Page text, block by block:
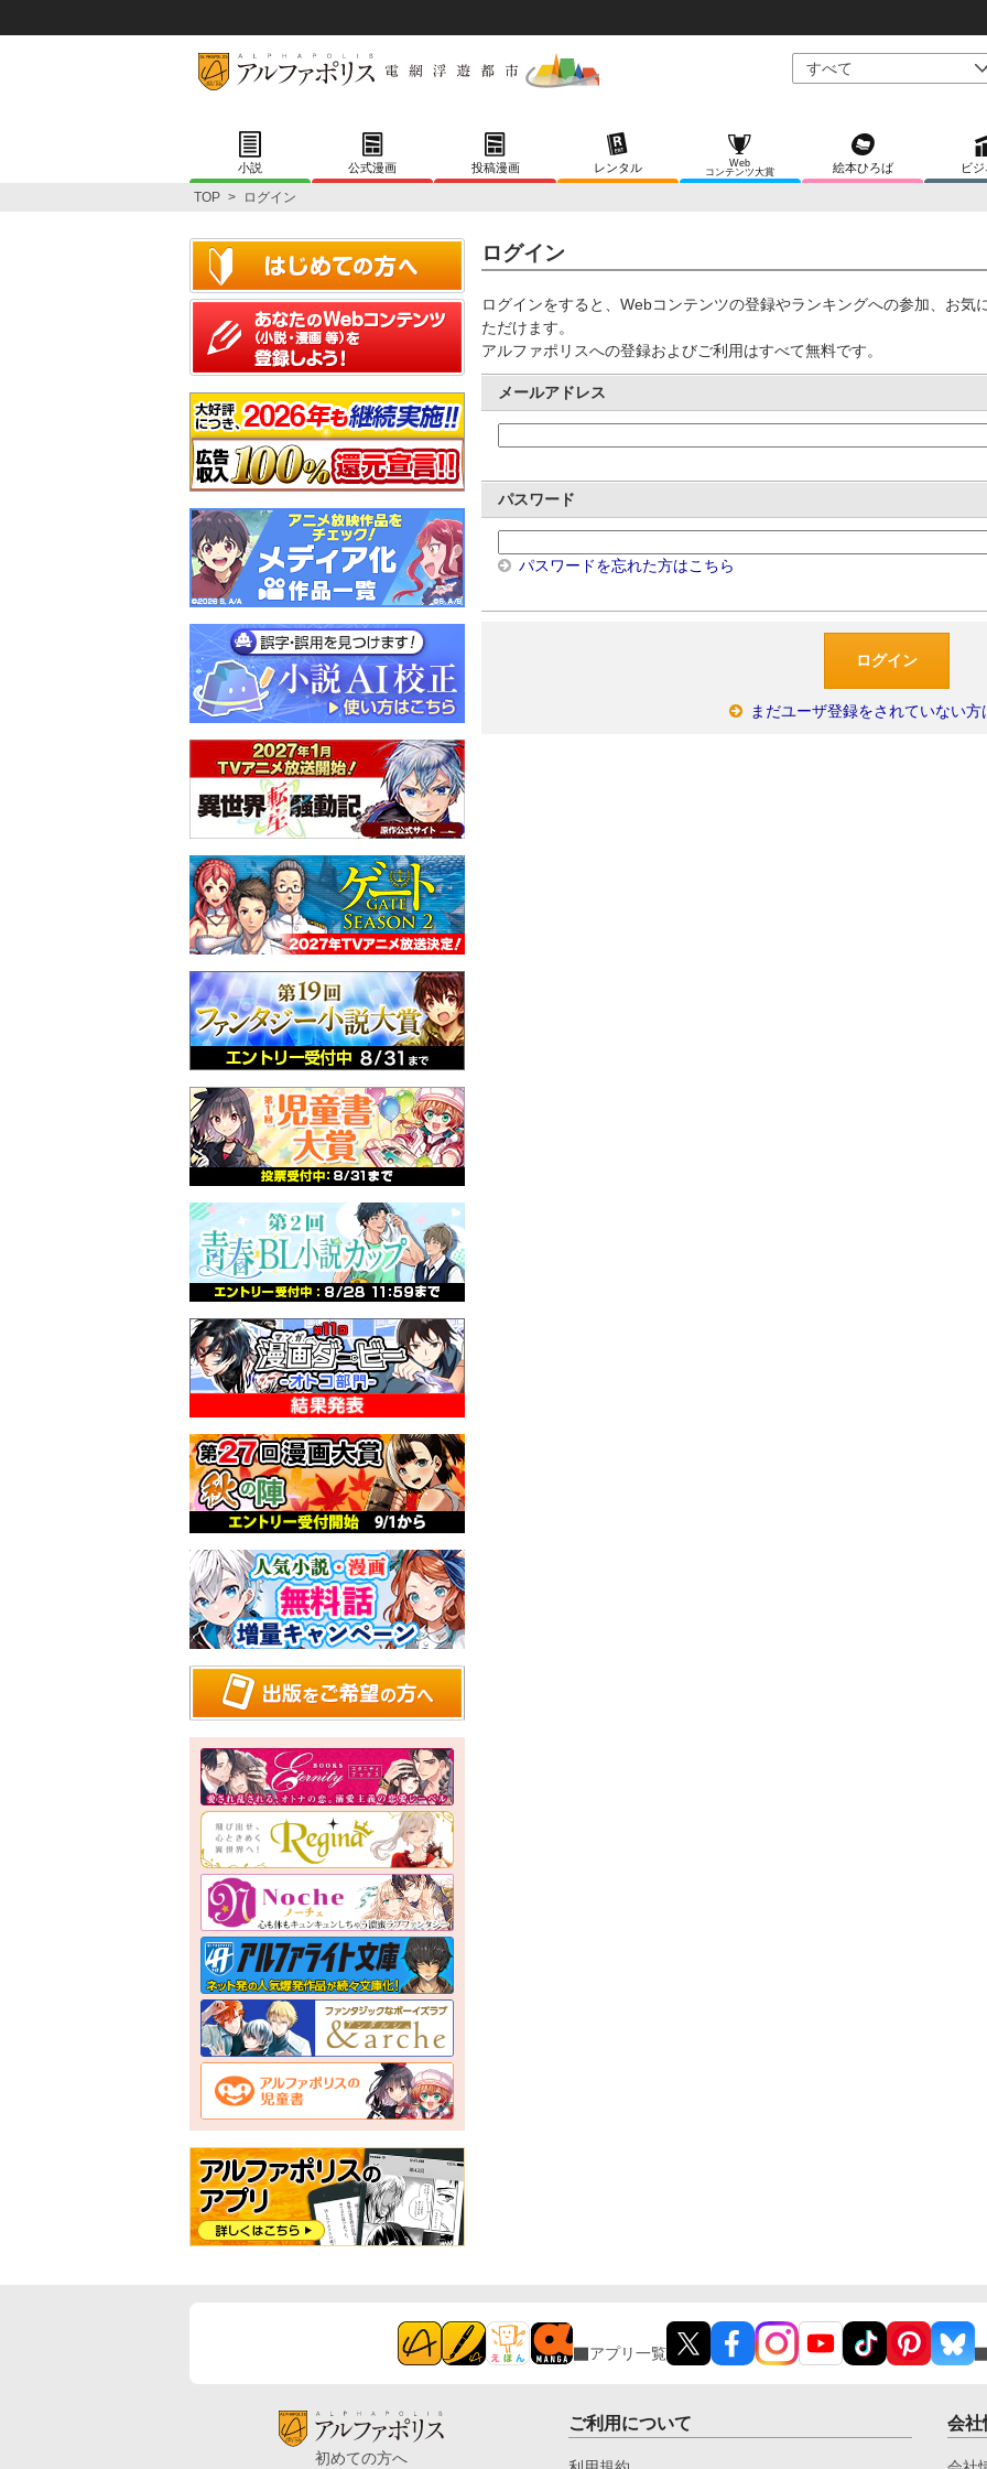
小説 公式漫画 投稿漫画 レンタル
Web
コンテンツ大賞
絵本ひろば ビ
TOP > ログイン
ログイン
ログインをすると、Webコンテンツの登録やランキングへの参加、お気
ただけます。
アルファポリスへの登録およびご利用はすべて無料です。
メールアドレス
パスワード
パスワードを忘れた方はこちら
まだユーザ登録をされていない方
アプリ一覧
初めての方へ
ご利用について 会社